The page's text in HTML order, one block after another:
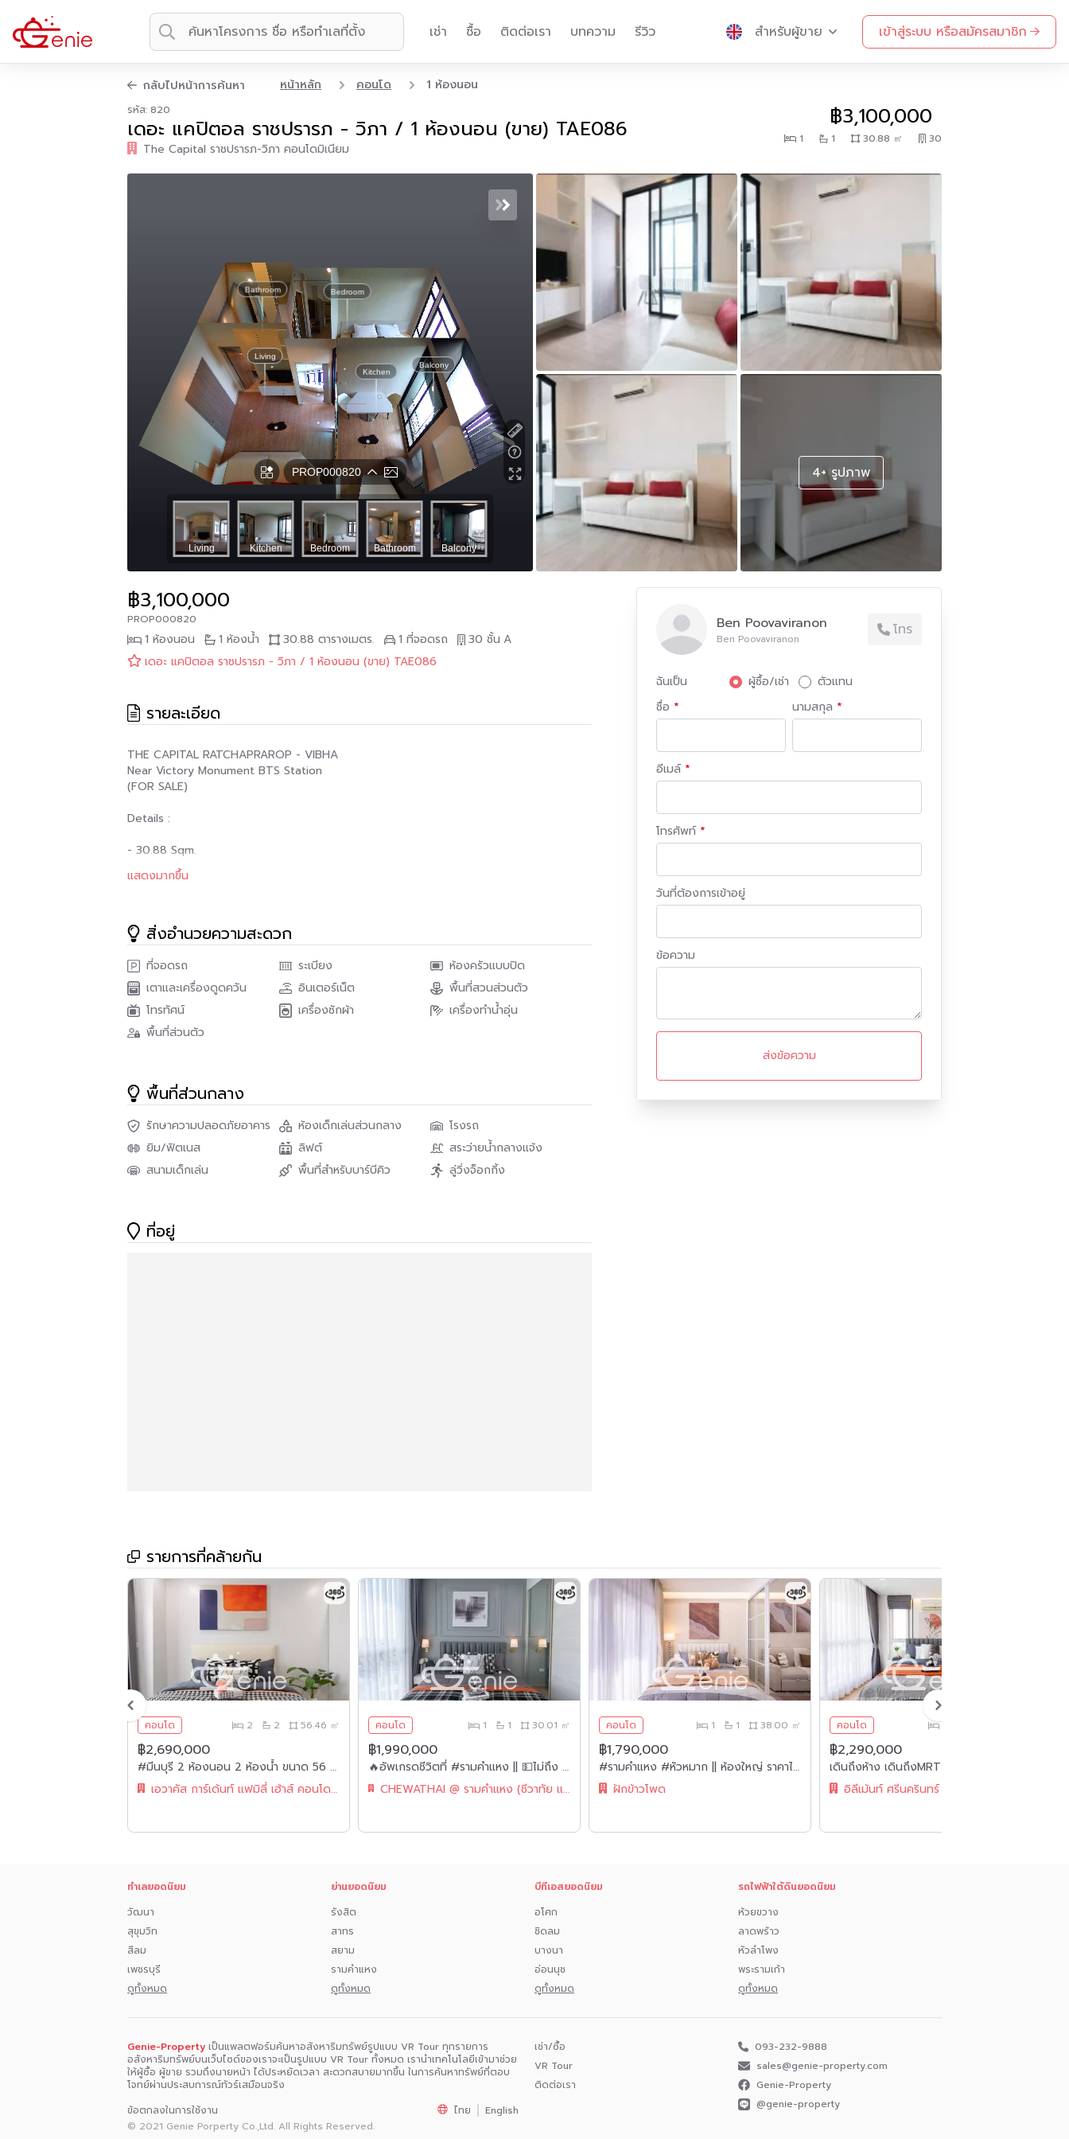
เช่า ซื้อ ติดต่อเรา บทความ รีวิว สำหรับผู้ขาย เข้าสู่ระบบ หรือสมัครสมาชิก
กลับไปหน้าการค้นหา หน้าหลัก คอนโด 1 ห้องนอน
รหัส: 820
เดอะ แคปิตอล ราชปรารภ - วิภา / 1 ห้องนอน (ขาย) TAE086
The Capital ราชปรารภ-วิภา คอนโดมิเนียม
฿3,100,000
1 1 30.88 ㎡ 30
4+ รูปภาพ
฿3,100,000
PROP000820
1 ห้องนอน 1 ห้องน้ำ 30.88 ตารางเมตร. 1 ที่จอดรถ 30 ชั้น A
เดอะ แคปิตอล ราชปรารภ - วิภา / 1 ห้องนอน (ขาย) TAE086
รายละเอียด
THE CAPITAL RATCHAPRAROP - VIBHA
Near Victory Monument BTS Station
(FOR SALE)
Details :
- 30.88 Sqm.
- 30th Floor
- 1 Bedroom / 1Bathroom
*** 3,100,000.- (50/50 Transfer Fee) ***
_________________________________________
เรานำเสนอบริการด้านอสังหาริมทรัพย์ ให้กับทุกๆท่านที่กำลังหาซื้อ หรือเช่า คอนโด, บ้าน, ทาวน์
เฮ้าส์, ที่ดิน และอื่นๆอีกมากมาย หรือท่านอาจเป็นเจ้าของทรัพย์ ที่กำลังต้องการฝากขายหรือให้เช่า
ทรัพย์ของท่าน กับบริษัทที่มีความเชี่ยวชาญและเชื่อถือได้ เรายินดีให้บริการท่านเสมอ!
We provide real estate service for anyone that are looking to buy or rent a
condominium, house, townhouse, land and much more, Or you might be the owner
that wish to sell your property by a professional and trustworthy agency company.
We are here to be at your service!
For appointment and more info please contact
แสดงมากขึ้น
สิ่งอำนวยความสะดวก
ที่จอดรถ ระเบียง
ห้องครัวแบบปิด
เตาและเครื่องดูดควัน
อินเตอร์เน็ต
พื้นที่สวนส่วนตัว
โทรทัศน์
เครื่องซักผ้า
เครื่องทำน้ำอุ่น
พื้นที่ส่วนตัว
พื้นที่ส่วนกลาง
รักษาความปลอดภัยอาคาร ห้องเด็กเล่นส่วนกลาง
โรงรถ
ยิม/ฟิตเนส
ลิฟต์
สระว่ายน้ำกลางแจ้ง
สนามเด็กเล่น
พื้นที่สำหรับบาร์บีคิว ลู่วิ่งจ็อกกิ้ง
ที่อยู่
Ben Poovaviranon
Ben Poovaviranon โทร
ฉันเป็น ผู้ซื้อ/เช่า
ตัวแทน
ชื่อ
นามสกุล
อีเมล์
โทรศัพท์
วันที่ต้องการเข้าอยู่
ข้อความ
ส่งข้อความ
รายการที่คล้ายกัน
คอนโด 2 2 56.46 ㎡
฿2,690,000
#มีนบุรี 2 ห้องนอน 2 ห้องน้ำ ขนาด 56 ตร.ม. ✨ || 🚝 ติดรถไฟฟ้า #MRT เศรษฐบุตรบําเพ็ญ || 5 นาที #แฟชั่นไอส์แลนด์ || ผ่อนเพียง 9,xxx บาท || รหัส3561
เอวาคัส การ์เด้นท์ แฟมิลี่ เฮ้าส์ คอนโดมิเนียม
คอนโด 1 1 30.01 ㎡
฿1,990,000
🔥อัพเกรดชีวิตที่ #รามคำแหง || 💵ไม่ถึง 2 ล้าน ||✨ห้องใหญ่ แต่งหรู 30 ตร.ม. || 💵ผ่อนเพียง 7,xxxเท่านั้น!! || ใกล้ Airport Rail Link || || 🛍️ เฟอร์ครบ พร้อมเข้าอยู่
CHEWATHAI @ รามคำแหง (ชีวาทัย แอท รามคำแหง)
คอนโด 1 1 38.00 ㎡
฿1,790,000
#รามคำแหง #หัวหมาก || ห้องใหญ่ ราคาไม่ถึง 2 ล้าน ||🚈 ใกล้ MRT แยกลำสาลี || 💵 ผ่อนเพียง 6,xxx เท่านั้น!! || 🎓5 นาที มหาวิทยาลัยรามคำแหง || 🛍️เฟอร์ครบพร้อมเข้าอยู่
ฝักข้าวโพด
คอนโด
฿2,290,000
อิลีเม้นท์ ศรีนครินทร์
ทำเลยอดนิยม
วัฒนา
สุขุมวิท
สีลม
เพชรบุรี
ดูทั้งหมด
ย่านยอดนิยม
รังสิต
สาทร
สยาม
รามคำแหง
ดูทั้งหมด
บีทีเอสยอดนิยม
อโศก
ชิดลม
บางนา
อ่อนนุช
ดูทั้งหมด
รถไฟฟ้าใต้ดินยอดนิยม
ห้วยขวาง
ลาดพร้าว
หัวลำโพง
พระรามเก้า
ดูทั้งหมด
Genie-Property เป็นแพลตฟอร์มค้นหาอสังหาริมทรัพย์รูปแบบ VR Tour ทุกรายการ
อสังหาริมทรัพย์บนเว็บไซด์ของเราจะเป็นรูปแบบ VR Tour ทั้งหมด เรานำเทคโนโลยีเข้ามาช่วย
ให้ผู้ซื้อ ผู้ขาย รวมถึงนายหน้า ได้ประหยัดเวลา สะดวกสบายมากขึ้น ในการค้นหาทรัพย์ที่ตอบ
โจทย์ผ่านประสบการณ์ทัวร์เสมือนจริง
ข้อตกลงในการใช้งาน
ไทย
English
© 2021 Genie Porperty Co.,Ltd. All Rights Reserved.
เช่า/ซื้อ
VR Tour
ติดต่อเรา
093-232-9888
sales@genie-property.com​
Genie-Property
@genie-property